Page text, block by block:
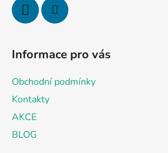
Informace pro vás
Obchodní podmínky
Kontakty
AKCE
BLOG